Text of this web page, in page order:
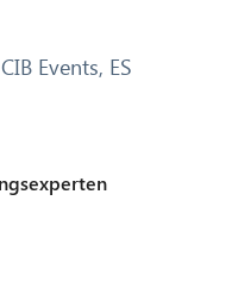
CIB Events, ES